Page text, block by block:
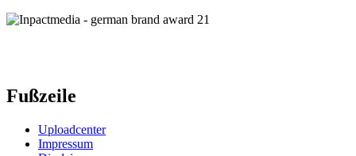
Fußzeile
Uploadcenter
Impressum